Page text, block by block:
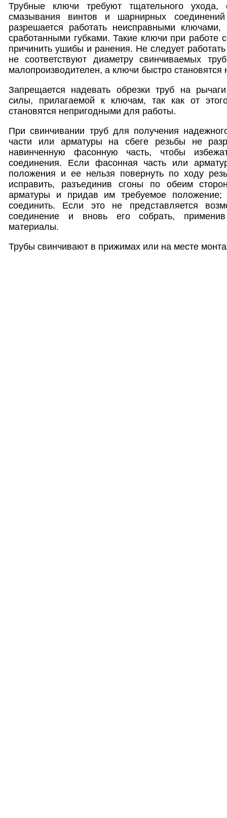
Трубные ключи требуют тщательного ухода,
смазывания винтов и шарнирных
разрешается работать неисправными
сработанными губками. Такие ключи при работе
причинить ушибы и ранения. Не следует
не соответствуют диаметру свинчиваемых
малопроизводителен, а ключи быстро становятся
Запрещается надевать обрезки труб на
силы, прилагаемой к ключам, так как от
становятся непригодными для работы.
При свинчивании труб для получения
части или арматуры на сбеге резьбы не
навинченную фасонную часть, чтобы
соединения. Если фасонная часть или
положения и ее нельзя повернуть по ходу
исправить, разъединив сгоны по обеим
арматуры и придав им требуемое положение;
соединить. Если это не представляется
соединение и вновь его собрать,
материалы.
Трубы свинчивают в прижимах или на месте